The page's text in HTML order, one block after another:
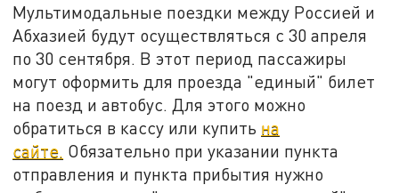
Мультимодальные поездки между Россией и
Абхазией будут осуществляться с 30 апреля
по 30 сентября. В этот период пассажиры
могут оформить для проезда "единый" билет
на поезд и автобус. Для этого можно
обратиться в кассу или купить на
сайте. Обязательно при указании пункта
отправления и пункта прибытия нужно